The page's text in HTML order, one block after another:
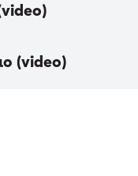
(video)